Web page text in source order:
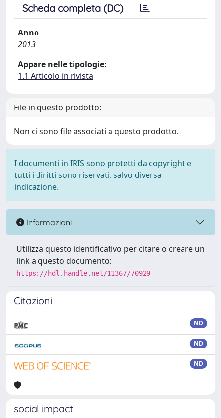
Scheda completa (DC)
Anno
2013
Appare nelle tipologie:
1.1 Articolo in rivista
File in questo prodotto:
Non ci sono file associati a questo prodotto.
I documenti in IRIS sono protetti da copyright e
tutti i diritti sono riservati, salvo diversa
indicazione.
Informazioni
Utilizza questo identificativo per citare o creare un
link a questo documento:
https://hdl.handle.net/11367/70929
Citazioni
ND
ND
ND
social impact